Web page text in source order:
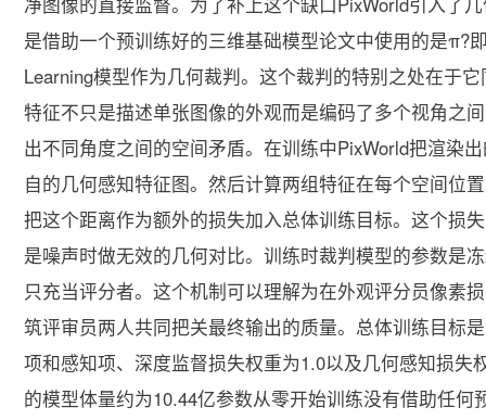
是借助一个预训练好的三维基础模型论文中使用的是π?
Learning模型作为几何裁判。这个裁判的特别之处在于
特征不只是描述单张图像的外观而是编码了多个视角之
出不同角度之间的空间矛盾。在训练中PixWorld把渲染
自的几何感知特征图。然后计算两组特征在每个空间位
把这个距离作为额外的损失加入总体训练目标。这个损
是噪声时做无效的几何对比。训练时裁判模型的参数是
只充当评分者。这个机制可以理解为在外观评分员像素
筑评审员两人共同把关最终输出的质量。总体训练目标
项和感知项、深度监督损失权重为1.0以及几何感知损
的模型体量约为10.44亿参数从零开始训练没有借助任